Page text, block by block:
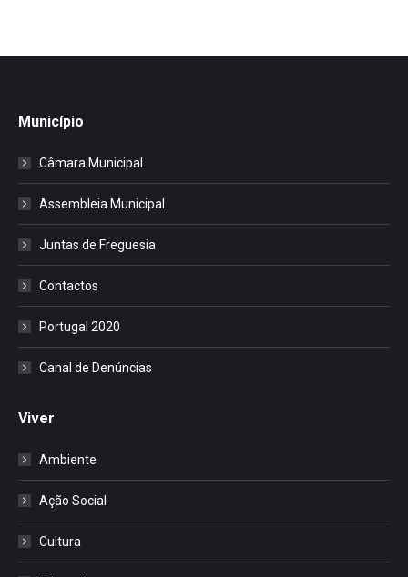
Município
Câmara Municipal
Assembleia Municipal
Juntas de Freguesia
Contactos
Portugal 2020
Canal de Denúncias
Viver
Ambiente
Ação Social
Cultura